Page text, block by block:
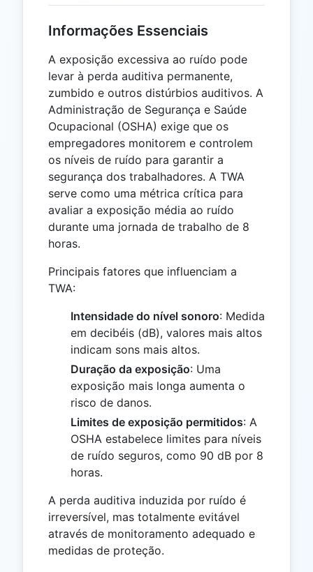
Informações Essenciais
A exposição excessiva ao ruído pode
levar à perda auditiva permanente,
zumbido e outros distúrbios auditivos. A
Administração de Segurança e Saúde
Ocupacional (OSHA) exige que os
empregadores monitorem e controlem
os níveis de ruído para garantir a
segurança dos trabalhadores. A TWA
serve como uma métrica crítica para
avaliar a exposição média ao ruído
durante uma jornada de trabalho de 8
horas.
Principais fatores que influenciam a
TWA:
Intensidade do nível sonoro: Medida
em decibéis (dB), valores mais altos
indicam sons mais altos.
Duração da exposição: Uma
exposição mais longa aumenta o
risco de danos.
Limites de exposição permitidos: A
OSHA estabelece limites para níveis
de ruído seguros, como 90 dB por 8
horas.
A perda auditiva induzida por ruído é
irreversível, mas totalmente evitável
através de monitoramento adequado e
medidas de proteção.